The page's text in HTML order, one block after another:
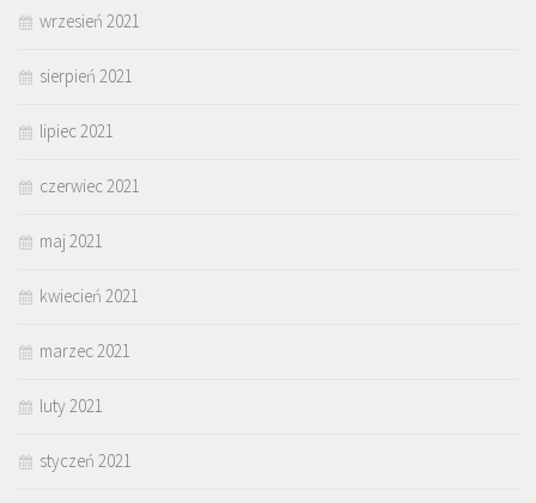
wrzesień 2021
sierpień 2021
lipiec 2021
czerwiec 2021
maj 2021
kwiecień 2021
marzec 2021
luty 2021
styczeń 2021